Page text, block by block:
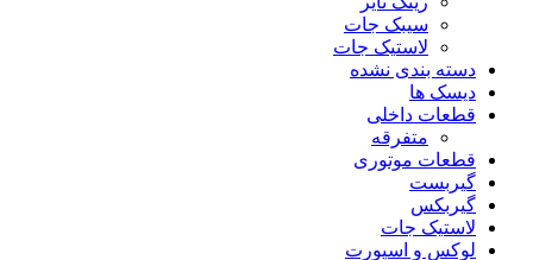
سیبک جات
لاستیک جات
دسته بندی نشده
دیسک ها
قطعات داخلی
متفرقه
قطعات موتوری
گیربست
گیربکس
لاستیک جات
لوکس و اسپورت